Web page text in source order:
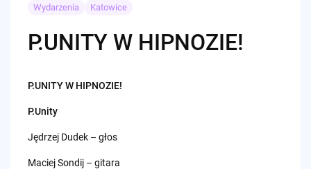
Wydarzenia Katowice
P.UNITY W HIPNOZIE!
P.UNITY W HIPNOZIE!
P.Unity
Jędrzej Dudek – głos
Maciej Sondij – gitara